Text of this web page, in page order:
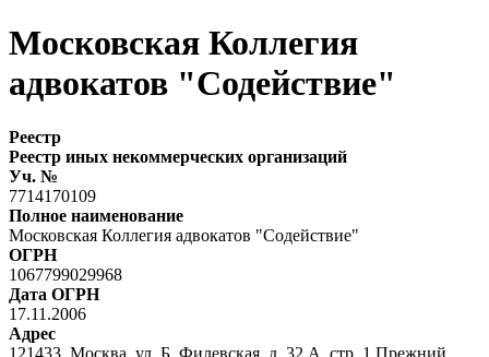
Московская Коллегия
адвокатов "Содействие"
Реестр
Реестр иных некоммерческих организаций
Уч. №
7714170109
Полное наименование
Московская Коллегия адвокатов "Содействие"
ОГРН
1067799029968
Дата ОГРН
17.11.2006
Адрес
121433, Москва, ул. Б. Филевская, д. 32 А, стр. 1 Прежний